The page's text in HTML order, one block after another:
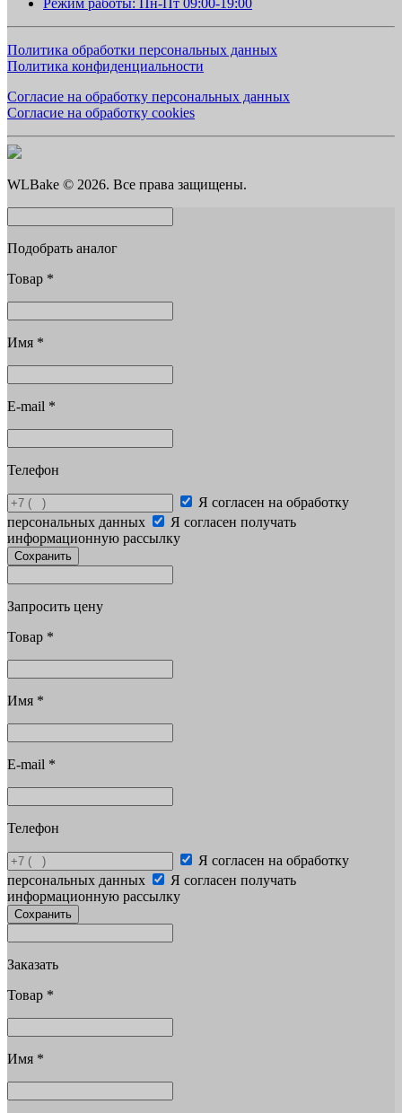
Политика обработки персональных данных
Политика конфиденциальности
Согласие на обработку персональных данных
Согласие на обработку cookies
WLBake © 2026. Все права защищены.
Подобрать аналог
Товар *
Имя *
E-mail *
Телефон
Я согласен на обработку
персональных данных
Я согласен получать
информационную рассылку
Сохранить
Запросить цену
Товар *
Имя *
E-mail *
Телефон
Я согласен на обработку
персональных данных
Я согласен получать
информационную рассылку
Сохранить
Заказать
Товар *
Имя *